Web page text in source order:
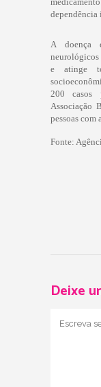
dependência
A doença
e atinge
200 casos
Associação
pessoas com
Fonte:
Deixe